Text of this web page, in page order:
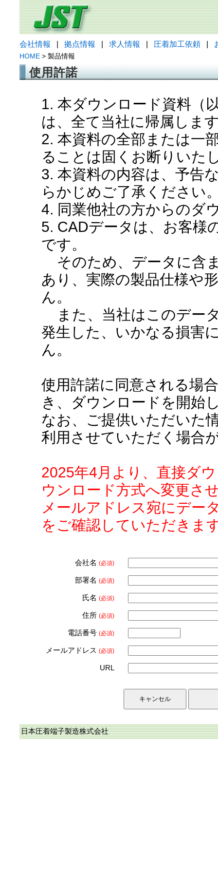
会社情報 拠点情報 求人情報 圧着加工依頼
HOME > 製品情報
使用許諾
1. 本ダウンロード資料（
は、全て当社に帰属しま
2. 本資料の全部または一
ることは固くお断りいた
3. 本資料の内容は、予告
らかじめご了承ください
4. 同業他社の方からのダ
5. CADデータは、お客様
です。
そのため、データに含
あり、実際の製品仕様や
ん。
また、当社はこのデー
発生した、いかなる損害
ん。
使用許諾に同意される場
き、ダウンロードを開始
なお、ご提供いただいた
利用させていただく場合
2025年4月より、直接ダ
ウンロード方式へ変更さ
メールアドレス宛にデー
をご確認していただきま
会社名 (必須)
部署名 (必須)
氏名 (必須)
住所 (必須)
電話番号 (必須)
メールアドレス (必須)
URL
日本圧着端子製造株式会社